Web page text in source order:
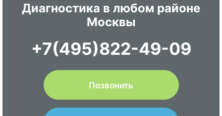
Диагностика в любом районе
Москвы
+7(495)822-49-09
Позвонить